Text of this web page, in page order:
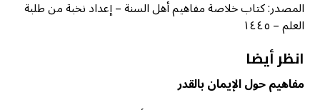
المصدر: كتاب خلاصة مفاهيم أهل السنة – إعداد نخبة من طلبة
العلم – ١٤٤٥
انظر أيضا
مفاهيم حول الإيمان بالقدر